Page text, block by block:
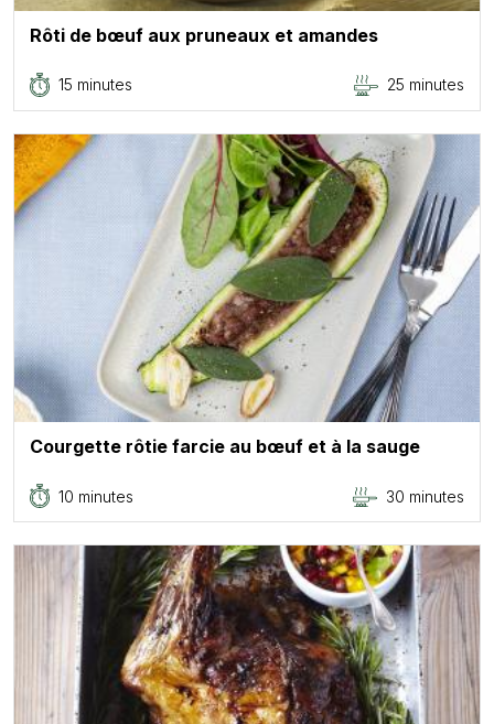
Rôti de bœuf aux pruneaux et amandes
15 minutes 25 minutes
Courgette rôtie farcie au bœuf et à la sauge
10 minutes 30 minutes